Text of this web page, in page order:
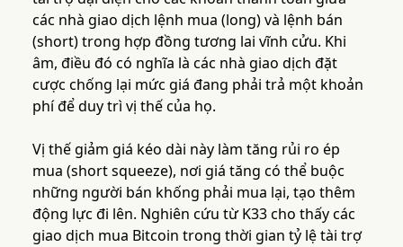
các nhà giao dịch lệnh mua (long) và lệnh bán
(short) trong hợp đồng tương lai vĩnh cửu. Khi
âm, điều đó có nghĩa là các nhà giao dịch đặt
cược chống lại mức giá đang phải trả một khoản
phí để duy trì vị thế của họ.
Vị thế giảm giá kéo dài này làm tăng rủi ro ép
mua (short squeeze), nơi giá tăng có thể buộc
những người bán khống phải mua lại, tạo thêm
động lực đi lên. Nghiên cứu từ K33 cho thấy các
giao dịch mua Bitcoin trong thời gian tỷ lệ tài trợ